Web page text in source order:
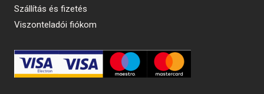
Szállítás és fizetés
Viszonteladói fiókom